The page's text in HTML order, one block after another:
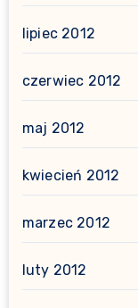
lipiec 2012
czerwiec 2012
maj 2012
kwiecień 2012
marzec 2012
luty 2012